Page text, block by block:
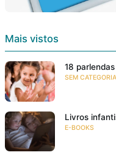
Mais vistos
18
SEM CATEGORIA
Livros
E-BOOKS